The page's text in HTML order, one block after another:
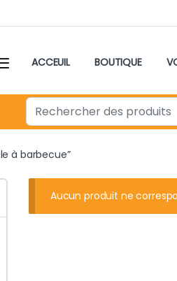
ACCEUIL BOUTIQUE
Search for:
à barbecue”
Aucun produit ne